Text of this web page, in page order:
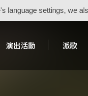
language settings, we
演出活動 派歌